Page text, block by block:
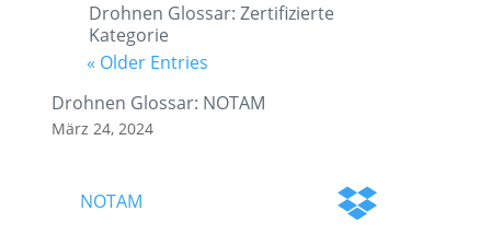
Drohnen Glossar: Zertifizierte
Kategorie
« Older Entries
Drohnen Glossar: NOTAM
März 24, 2024
NOTAM